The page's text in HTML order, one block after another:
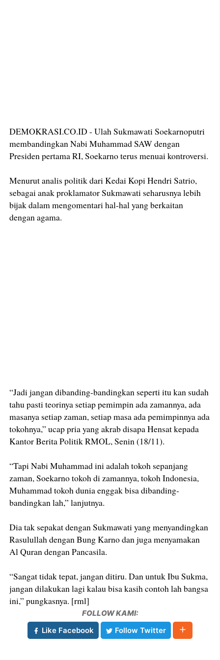
DEMOKRASI.CO.ID - Ulah Sukmawati Soekarnoputri
membandingkan Nabi Muhammad SAW dengan
Presiden pertama RI, Soekarno terus menuai kontroversi.
Menurut analis politik dari Kedai Kopi Hendri Satrio,
sebagai anak proklamator Sukmawati seharusnya lebih
bijak dalam mengomentari hal-hal yang berkaitan
dengan agama.
“Jadi jangan dibanding-bandingkan seperti itu kan sudah
tahu pasti teorinya setiap pemimpin ada zamannya, ada
masanya setiap zaman, setiap masa ada pemimpinnya ada
tokohnya,” ucap pria yang akrab disapa Hensat kepada
Kantor Berita Politik RMOL, Senin (18/11).
“Tapi Nabi Muhammad ini adalah tokoh sepanjang
zaman, Soekarno tokoh di zamannya, tokoh Indonesia,
Muhammad tokoh dunia enggak bisa dibanding-
bandingkan lah,” lanjutnya.
Dia tak sepakat dengan Sukmawati yang menyandingkan
Rasulullah dengan Bung Karno dan juga menyamakan
Al Quran dengan Pancasila.
“Sangat tidak tepat, jangan ditiru. Dan untuk Ibu Sukma,
jangan dilakukan lagi kalau bisa kasih contoh lah bangsa
ini,” pungkasnya. [rml]
FOLLOW KAMI:
Like Facebook
Follow Twitter